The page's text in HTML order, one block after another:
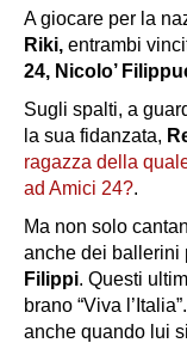
A giocare per la
Riki, entrambi
24, Nicolo’
Sugli spalti, a
la sua fidanzata,
ragazza della
ad Amici 24?.
Ma non solo
anche dei ballerini
Filippi. Questi
brano “Viva
anche quando lui